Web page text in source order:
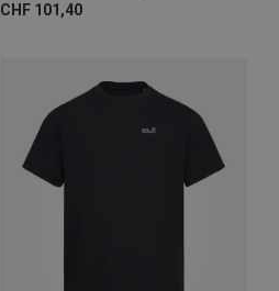
CHF 101,40